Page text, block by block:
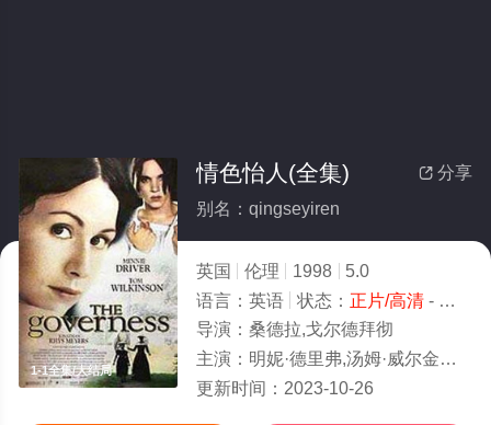
1-1全集/大结局
 分享
情色怡人(全集)
别名：qingseyiren
英国 伦理 1998
5.0
语言： 英语 状态： 正片/高清- 免费在线观看
导演： 桑德拉,戈尔德拜彻
主演： 明妮·德里弗,汤姆·威尔金森,哈丽特·瓦尔特,乔纳森·莱斯·梅耶斯
更新时间： 2023-10-26